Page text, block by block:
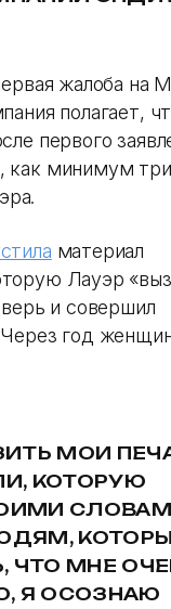
жалоба на
полагает,
первого
как минимум три
материал
Лауэр
и совершил
Через год
МОИ
КОТОРУЮ
ЧТО МНЕ
Я ОСОЗНАЮ